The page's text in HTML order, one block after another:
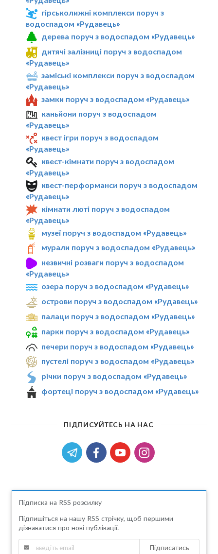
гірськолижні комплекси поруч з
водоспадом «Рудавець»
дерева поруч з водоспадом «Рудавець»
дитячі залізниці поруч з водоспадом
«Рудавець»
заміські комплекси поруч з водоспадом
«Рудавець»
замки поруч з водоспадом «Рудавець»
каньйони поруч з водоспадом
«Рудавець»
квест ігри поруч з водоспадом
«Рудавець»
квест-кімнати поруч з водоспадом
«Рудавець»
квест-перформанси поруч з водоспадом
«Рудавець»
кімнати люті поруч з водоспадом
«Рудавець»
музеї поруч з водоспадом «Рудавець»
мурали поруч з водоспадом «Рудавець»
незвичні розваги поруч з водоспадом
«Рудавець»
озера поруч з водоспадом «Рудавець»
острови поруч з водоспадом «Рудавець»
палаци поруч з водоспадом «Рудавець»
парки поруч з водоспадом «Рудавець»
печери поруч з водоспадом «Рудавець»
пустелі поруч з водоспадом «Рудавець»
річки поруч з водоспадом «Рудавець»
фортеці поруч з водоспадом «Рудавець»
ПІДПИСУЙТЕСЬ НА НАС
Підписка на RSS розсилку
Підпишіться на нашу RSS стрічку, щоб першими
дізнаватися про нові публікації.
Підписатись